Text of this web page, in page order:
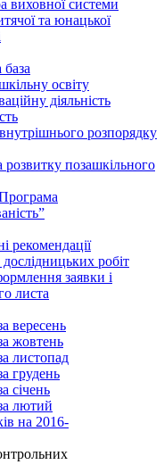
виховної системи
та юнацької
освіту
діяльність
розпорядку
позашкільного
рекомендації
робіт
заявки і
листа
вересень
жовтень
листопад
грудень
січень
лютий
на 2016-